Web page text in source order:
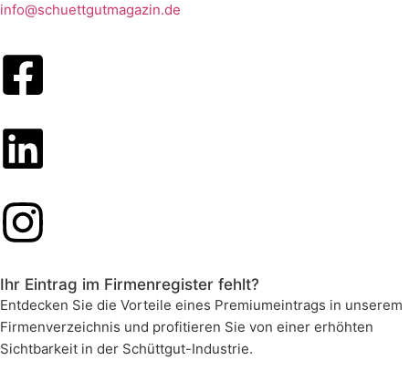
info@schuettgutmagazin.de
Ihr Eintrag im Firmenregister fehlt?
Entdecken Sie die Vorteile eines Premiumeintrags in unserem
Firmenverzeichnis und profitieren Sie von einer erhöhten
Sichtbarkeit in der Schüttgut-Industrie.